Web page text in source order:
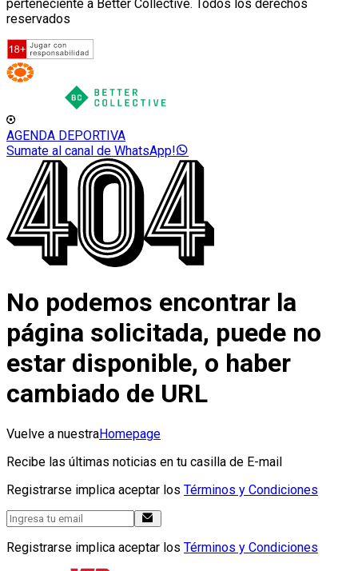
perteneciente a Better Collective. Todos los derechos
reservados
AGENDA DEPORTIVA
Sumate al canal de WhatsApp!
No podemos encontrar la
página solicitada, puede no
estar disponible, o haber
cambiado de URL
Vuelve a nuestraHomepage
Recibe las últimas noticias en tu casilla de E-mail
Registrarse implica aceptar los Términos y Condiciones
Registrarse implica aceptar los Términos y Condiciones